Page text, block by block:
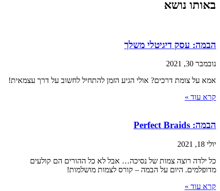
באותו נושא
הבמה: עסק דיגיטלי משלך
נובמבר 30, 2021
אמא על צומת דרכים? אולי הגיע הזמן להתחיל לחשוב על דרך עצמאית!
קרא עוד »
הבמה: Perfect Braids
יולי 18, 2021
כל ילדה רוצה צמות של נסיכה… אבל לא כל ההורים הם קולעים
מדופלמים. היום על הבמה – קורס לצמות מושלמות!
קרא עוד »